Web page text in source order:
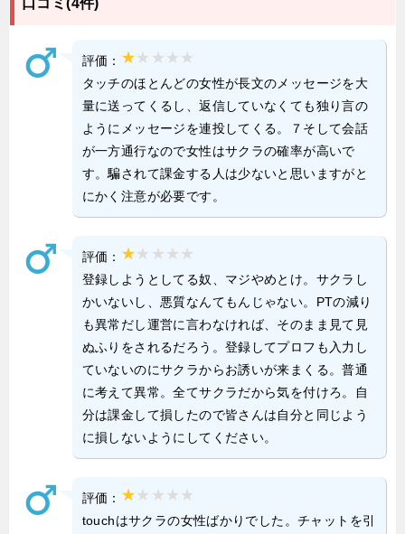
口コミ(4件)
評価：
タッチのほとんどの女性が長文のメッセージを大
量に送ってくるし、返信していなくても独り言の
ようにメッセージを連投してくる。７そして会話
が一方通行なので女性はサクラの確率が高いで
す。騙されて課金する人は少ないと思いますがと
にかく注意が必要です。
評価：
登録しようとしてる奴、マジやめとけ。サクラし
かいないし、悪質なんてもんじゃない。PTの減り
も異常だし運営に言わなければ、そのまま見て見
ぬふりをされるだろう。登録してプロフも入力し
ていないのにサクラからお誘いが来まくる。普通
に考えて異常。全てサクラだから気を付けろ。自
分は課金して損したので皆さんは自分と同じよう
に損しないようにしてください。
評価：
touchはサクラの女性ばかりでした。チャットを引